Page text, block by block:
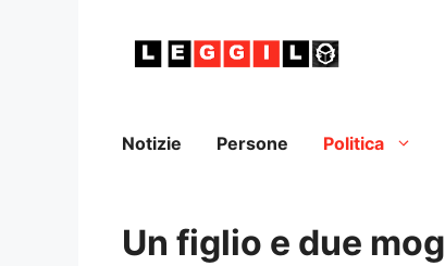
Notizie Persone Politica
Un figlio e due